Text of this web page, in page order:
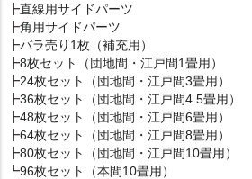
┣直線用サイドパーツ
┣角用サイドパーツ
┣バラ売り1枚（補充用）
┣8枚セット（団地間・江戸間1畳用）
┣24枚セット（団地間・江戸間3畳用）
┣36枚セット（団地間・江戸間4.5畳用）
┣48枚セット（団地間・江戸間6畳用）
┣64枚セット（団地間・江戸間8畳用）
┣80枚セット（団地間・江戸間10畳用）
┗96枚セット（本間10畳用）